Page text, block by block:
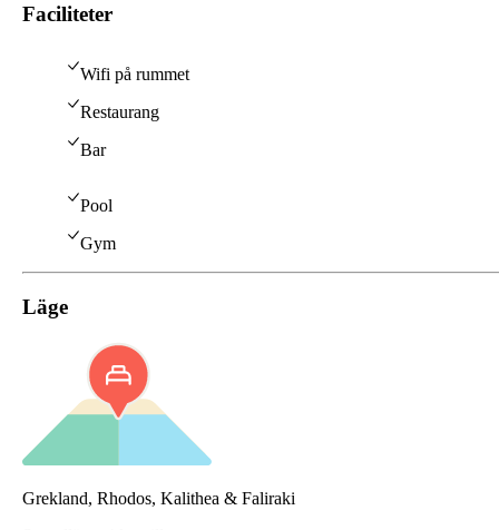
Faciliteter
Wifi på rummet
Restaurang
Bar
Pool
Gym
Läge
Grekland, Rhodos, Kalithea & Faliraki